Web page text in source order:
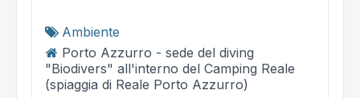
Ambiente
Porto Azzurro - sede del diving
"Biodivers" all'interno del Camping Reale
(spiaggia di Reale Porto Azzurro)